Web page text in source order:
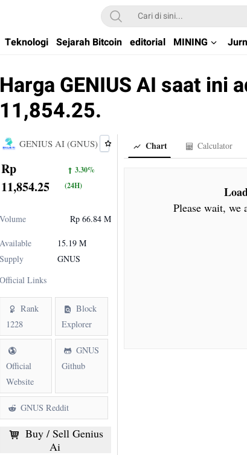
dan Blockchain di Indonesia
Teknologi Sejarah Bitcoin editorial MINING
Harga GENIUS AI saat ini
11,854.25.
GENIUS AI (GNUS)
Rp
11,854.25
3.30%
(24H)
Volume Rp 66.84 M
Available
Supply
15.19 M
GNUS
Official Links
Rank
1228
Block
Explorer
Official
Website
GNUS
Github
GNUS Reddit
Buy / Sell Genius
Ai
Chart Calculator
Please wait, we